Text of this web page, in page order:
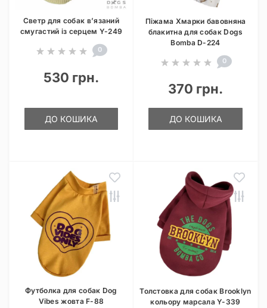
Светр для собак в’язаний
смугастий із серцем Y-249
0
530 грн.
ДО КОШИКА
Піжама Хмарки бавовняна
блакитна для собак Dogs
Bomba D-224
0
370 грн.
ДО КОШИКА
Футболка для собак Dog
Vibes жовта F-88
Толстовка для собак Brooklyn
кольору марсала Y-339